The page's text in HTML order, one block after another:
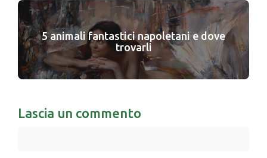
5 animali fantastici napoletani e dove
trovarli
Lascia un commento